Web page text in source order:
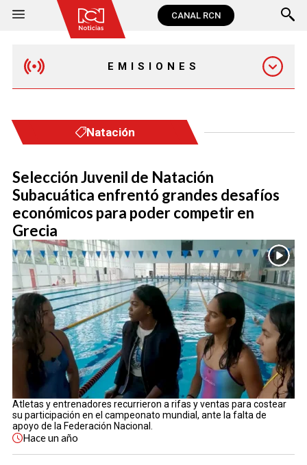
CANAL RCN
EMISIONES
Natación
Selección Juvenil de Natación
Subacuática enfrentó grandes desafíos
económicos para poder competir en
Grecia
Atletas y entrenadores recurrieron a rifas y ventas para costear
su participación en el campeonato mundial, ante la falta de
apoyo de la Federación Nacional.
Haceun año